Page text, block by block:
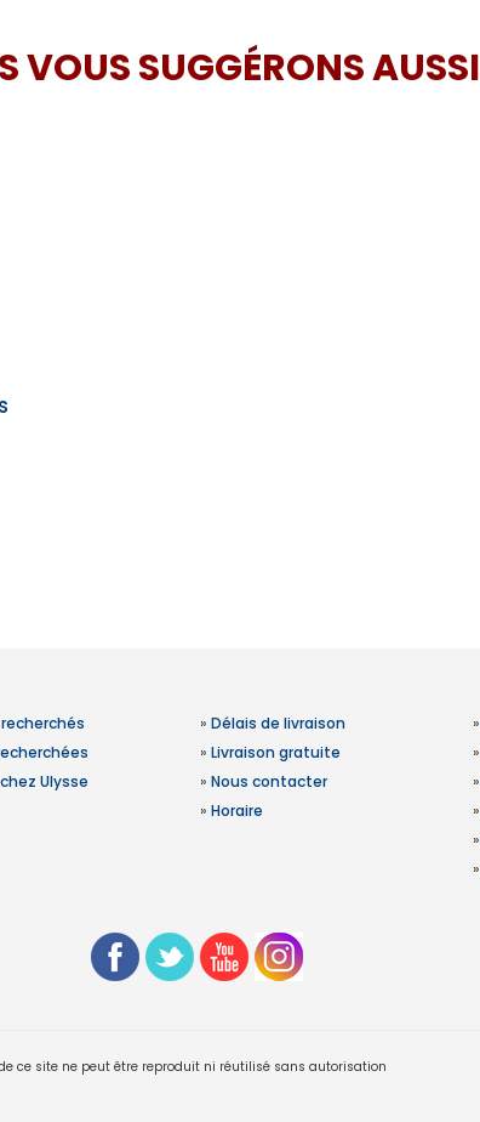
VOUS SUGGÉRONS AUSSI
Ulysse
» Délais de livraison
» Livraison gratuite
» Nous contacter
» Horaire
»
»
»
»
»
»
ce site ne peut être reproduit ni réutilisé sans autorisation